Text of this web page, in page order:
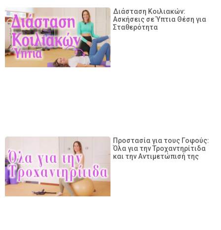
Διάσταση Κοιλιακών:
Ασκήσεις σε Ύπτια Θέση για
Σταθερότητα
Προστασία για τους Γοφούς:
Όλα για την Τροχαντηρίτιδα
και την Αντιμετώπισή της